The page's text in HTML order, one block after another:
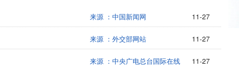
来源 ：中国新闻网 11-27
来源 ：外交部网站 11-27
来源 ：中央广电总台国际在线 11-27